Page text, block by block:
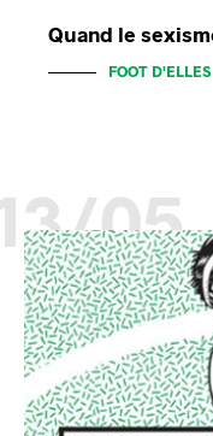
Quand le
FOOT D'ELLES
05